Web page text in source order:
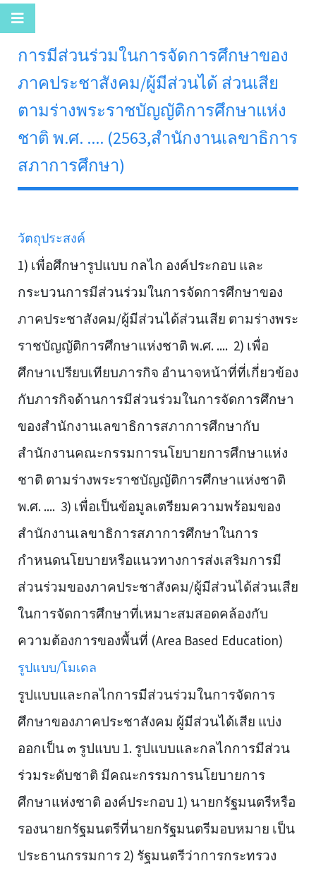
การมีส่วนร่วมในการจัดการศึกษาของ
ภาคประชาสังคม/ผู้มีส่วนได้ ส่วนเสีย
ตามร่างพระราชบัญญัติการศึกษาแห่ง
ชาติ พ.ศ. .... (2563,สำนักงานเลขาธิการ
สภาการศึกษา)
วัตถุประสงค์
1) เพื่อศึกษารูปแบบ กลไก องค์ประกอบ และ
กระบวนการมีส่วนร่วมในการจัดการศึกษาของ
ภาคประชาสังคม/ผู้มีส่วนได้ส่วนเสีย ตามร่างพระ
ราชบัญญัติการศึกษาแห่งชาติ พ.ศ. .... 2) เพื่อ
ศึกษาเปรียบเทียบภารกิจ อำนาจหน้าที่ที่เกี่ยวข้อง
กับภารกิจด้านการมีส่วนร่วมในการจัดการศึกษา
ของสำนักงานเลขาธิการสภาการศึกษากับ
สำนักงานคณะกรรมการนโยบายการศึกษาแห่ง
ชาติ ตามร่างพระราชบัญญัติการศึกษาแห่งชาติ
พ.ศ. .... 3) เพื่อเป็นข้อมูลเตรียมความพร้อมของ
สำนักงานเลขาธิการสภาการศึกษาในการ
กำหนดนโยบายหรือแนวทางการส่งเสริมการมี
ส่วนร่วมของภาคประชาสังคม/ผู้มีส่วนได้ส่วนเสีย
ในการจัดการศึกษาที่เหมาะสมสอดคล้องกับ
ความต้องการของพื้นที่ (Area Based Education)
รูปแบบ/โมเดล
รูปแบบและกลไกการมีส่วนร่วมในการจัดการ
ศึกษาของภาคประชาสังคม ผู้มีส่วนได้เสีย แบ่ง
ออกเป็น ๓ รูปแบบ 1. รูปแบบและกลไกการมีส่วน
ร่วมระดับชาติ มีคณะกรรมการนโยบายการ
ศึกษาแห่งชาติ องค์ประกอบ 1) นายกรัฐมนตรีหรือ
รองนายกรัฐมนตรีที่นายกรัฐมนตรีมอบหมาย เป็น
ประธานกรรมการ 2) รัฐมนตรีว่าการกระทรวง